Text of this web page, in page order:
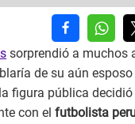
sorprendió a muchos
de su aún esposo
figura pública
con el futbolista